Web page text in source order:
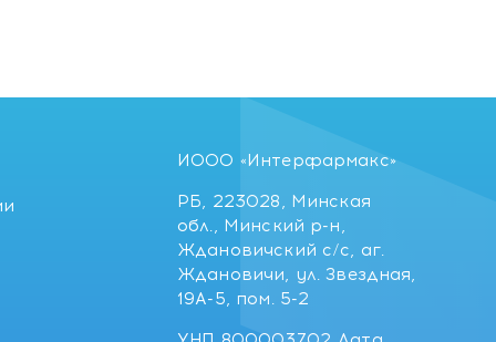
ИООО «Интерфармакс»
РБ, 223028, Минская
обл., Минский р-н,
Ждановичский с/с, аг.
Ждановичи, ул. Звездная,
19А-5, пом. 5-2